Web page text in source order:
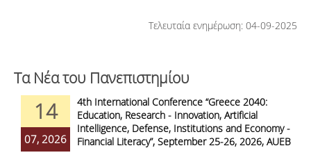
Τελευταία ενημέρωση: 04-09-2025
Τα Νέα του Πανεπιστημίου
14
07, 2026
4th International Conference “Greece 2040:
Education, Research - Innovation, Artificial
Intelligence, Defense, Institutions and Economy -
Financial Literacy”, September 25-26, 2026, AUEB